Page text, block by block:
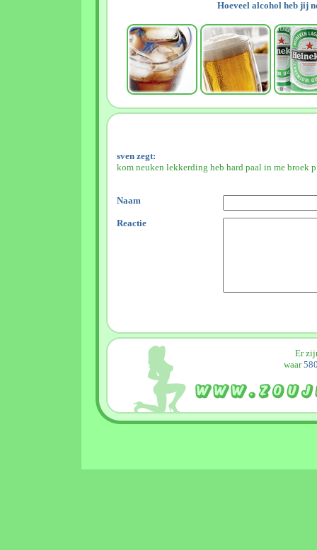
Hoeveel alcohol heb jij
sven zegt:
kom neuken lekkerding heb hard paal in me broek
Naam
Reactie
Er
waar